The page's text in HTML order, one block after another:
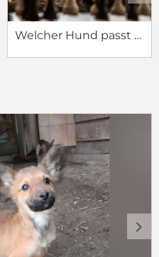
Welcher Hund passt zu mir?
d